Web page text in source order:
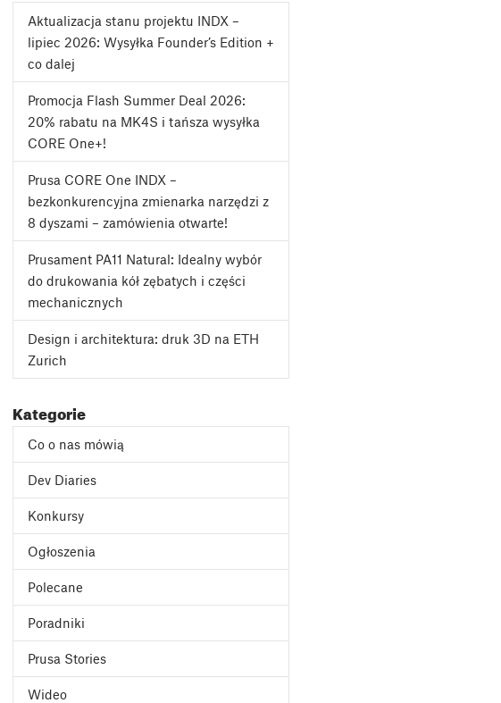
Aktualizacja stanu projektu INDX –
lipiec 2026: Wysyłka Founder’s Edition +
co dalej
Promocja Flash Summer Deal 2026:
20% rabatu na MK4S i tańsza wysyłka
CORE One+!
Prusa CORE One INDX –
bezkonkurencyjna zmienarka narzędzi z
8 dyszami – zamówienia otwarte!
Prusament PA11 Natural: Idealny wybór
do drukowania kół zębatych i części
mechanicznych
Design i architektura: druk 3D na ETH
Zurich
Kategorie
Co o nas mówią
Dev Diaries
Konkursy
Ogłoszenia
Polecane
Poradniki
Prusa Stories
Wideo